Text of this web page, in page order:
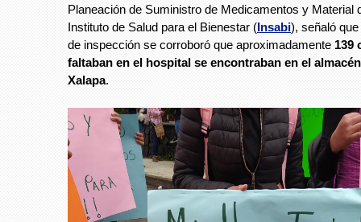
Planeación de Suministro de Medicamentos y Material
Instituto de Salud para el Bienestar (Insabi), señaló
de inspección se corroboró que aproximadamente 139
faltaban en el hospital se encontraban en el
Xalapa.